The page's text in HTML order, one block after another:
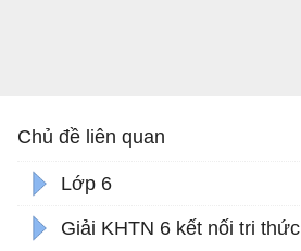
Chủ đề liên quan
Lớp 6
Giải KHTN 6 kết nối tri thức